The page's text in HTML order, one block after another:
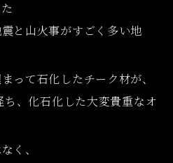
と山火事がすごく多い地
って石化したチーク材が、
、化石化した大変貴重なオ
く、